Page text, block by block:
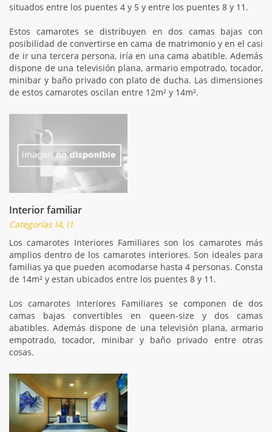
situados entre los puentes 4 y 5 y entre los puentes 8 y 11.
Estos camarotes se distribuyen en dos camas bajas con
posibilidad de convertirse en cama de matrimonio y en el casi
de ir una tercera persona, iría en una cama abatible. Además
dispone de una televisión plana, armario empotrado, tocador,
minibar y baño privado con plato de ducha. Las dimensiones
de estos camarotes oscilan entre 12m² y 14m².
Interior familiar
Categorías I4, I1
Los camarotes Interiores Familiares son los camarotes más
amplios dentro de los camarotes interiores. Son ideales para
familias ya que pueden acomodarse hasta 4 personas. Consta
de 14m² y estan ubicados entre los puentes 8 y 11.
Los camarotes Interiores Familiares se componen de dos
camas bajas convertibles en queen-size y dos camas
abatibles. Además dispone de una televisión plana, armario
empotrado, tocador, minibar y baño privado entre otras
cosas.